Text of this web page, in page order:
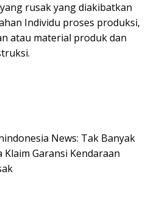
rusak yang diakibatkan
Individu proses produksi,
atau material produk dan
News: Tak Banyak
Garansi Kendaraan